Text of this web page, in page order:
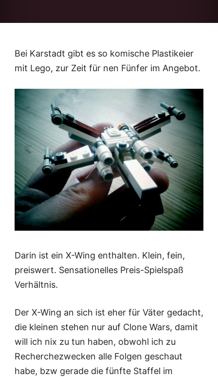
Bei Karstadt gibt es so komische Plastikeier
mit Lego, zur Zeit für nen Fünfer im Angebot.
Darin ist ein X-Wing enthalten. Klein, fein,
preiswert. Sensationelles Preis-Spielspaß
Verhältnis.
Der X-Wing an sich ist eher für Väter gedacht,
die kleinen stehen nur auf Clone Wars, damit
will ich nix zu tun haben, obwohl ich zu
Recherchezwecken alle Folgen geschaut
habe, bzw gerade die fünfte Staffel im